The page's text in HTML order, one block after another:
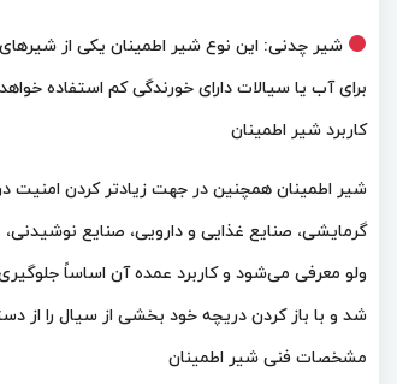
شیر چدنی: این نوع شیر اطمینان یکی از
برای آب یا سیالات دارای خورندگی کم استفاده
کاربرد شیر اطمینان
شیر اطمینان همچنین در جهت زیادتر کردن امنیت
گرمایشی، صنایع غذایی و دارویی، صنایع
ولو معرفی می‌شود و کاربرد عمده آن اساساً
شد و با باز کردن دریچه خود بخشی از سیال را از
مشخصات فنی شیر اطمینان